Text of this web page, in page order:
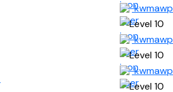
kwmawp
kwmawp
kwmawp